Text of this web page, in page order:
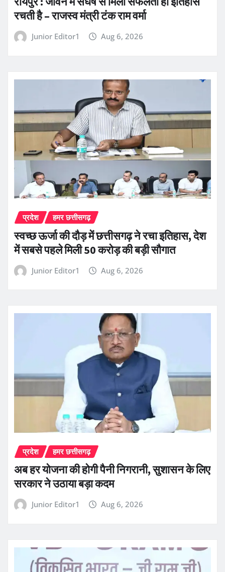
रचती है – राजस्व मंत्री टंक राम वर्मा
Junior Editor1 Aug 6, 2026
प्रदेश हमर छत्तीसगढ़
स्वच्छ ऊर्जा की दौड़ में छत्तीसगढ़ ने रचा इतिहास, देश
में सबसे पहले मिली 50 करोड़ की बड़ी सौगात
Junior Editor1 Aug 6, 2026
प्रदेश हमर छत्तीसगढ़
अब हर योजना की होगी पैनी निगरानी, सुशासन के लिए
सरकार ने उठाया बड़ा कदम
Junior Editor1 Aug 6, 2026